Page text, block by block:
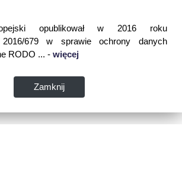
opublikował w 2016 roku
2016/679 w sprawie ochrony danych
RODO ... - więcej
Zamknij